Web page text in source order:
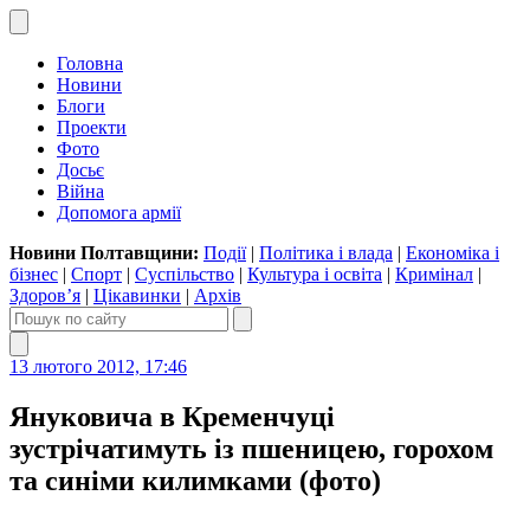
Головна
Новини
Блоги
Проекти
Фото
Досьє
Війна
Допомога армії
Новини Полтавщини: Події| Політика і влада | Економіка і
бізнес | Спорт | Суспільство | Культура і освіта | Кримінал |
Здоров’я | Цікавинки | Архів
13 лютого 2012, 17:46
Януковича в Кременчуці
зустрічатимуть із пшеницею, горохом
та синіми килимками (фото)